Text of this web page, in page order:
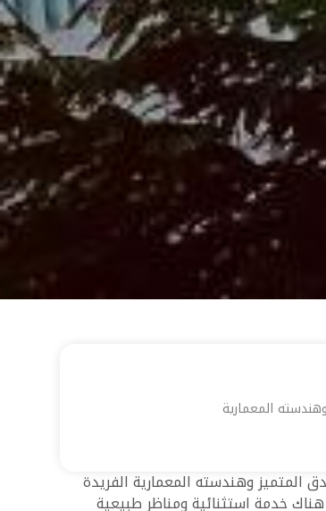
المعمارية
المتميز وهندسته المعمارية الفريدة
خدمة استثنائية ومناظر طبيعية